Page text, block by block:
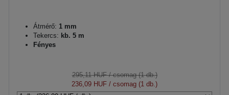
Átmérő: 1 mm
Tekercs: kb. 5 m
Fényes
295,11 HUF/ csomag (1 db.)
236,09 HUF / csomag (1 db.)